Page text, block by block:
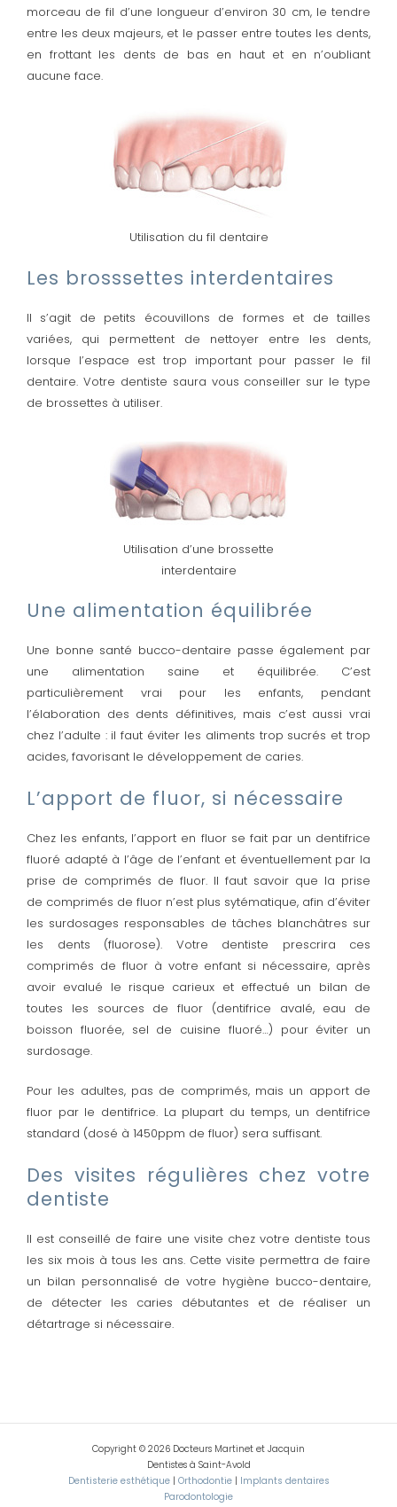
morceau de fil d’une longueur d’environ 30 cm, le tendre
entre les deux majeurs, et le passer entre toutes les dents,
en frottant les dents de bas en haut et en n’oubliant
aucune face.
Utilisation du fil dentaire
Les brosssettes interdentaires
Il s’agit de petits écouvillons de formes et de tailles
variées, qui permettent de nettoyer entre les dents,
lorsque l’espace est trop important pour passer le fil
dentaire. Votre dentiste saura vous conseiller sur le type
de brossettes à utiliser.
Utilisation d’une brossette
interdentaire
Une alimentation équilibrée
Une bonne santé bucco-dentaire passe également par
une alimentation saine et équilibrée. C’est
particulièrement vrai pour les enfants, pendant
l’élaboration des dents définitives, mais c’est aussi vrai
chez l’adulte : il faut éviter les aliments trop sucrés et trop
acides, favorisant le développement de caries.
L’apport de fluor, si nécessaire
Chez les enfants, l’apport en fluor se fait par un dentifrice
fluoré adapté à l’âge de l’enfant et éventuellement par la
prise de comprimés de fluor. Il faut savoir que la prise
de comprimés de fluor n’est plus sytématique, afin d’éviter
les surdosages responsables de tâches blanchâtres sur
les dents (fluorose). Votre dentiste prescrira ces
comprimés de fluor à votre enfant si nécessaire, après
avoir evalué le risque carieux et effectué un bilan de
toutes les sources de fluor (dentifrice avalé, eau de
boisson fluorée, sel de cuisine fluoré…) pour éviter un
surdosage.
Pour les adultes, pas de comprimés, mais un apport de
fluor par le dentifrice. La plupart du temps, un dentifrice
standard (dosé à 1450ppm de fluor) sera suffisant.
Des visites régulières chez votre
dentiste
Il est conseillé de faire une visite chez votre dentiste tous
les six mois à tous les ans. Cette visite permettra de faire
un bilan personnalisé de votre hygiène bucco-dentaire,
de détecter les caries débutantes et de réaliser un
détartrage si nécessaire.
Copyright © 2026 Docteurs Martinet et Jacquin
Dentistes à Saint-Avold
Dentisterie esthétique| Orthodontie| Implants dentaires
Parodontologie